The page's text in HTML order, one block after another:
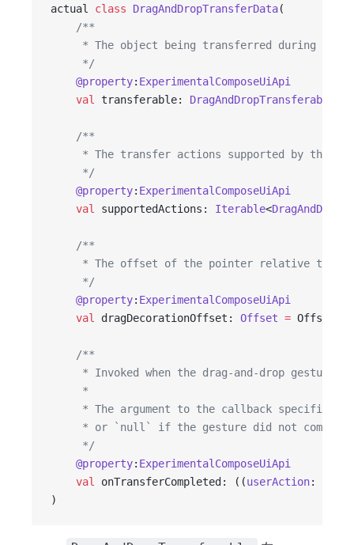
actual class DragAndDropTransferData(
    /**
* The object being transferred during a
     */
    @property
: ExperimentalComposeUiApi
    val
transferable: DragAndDropTransferable
    /**
* The transfer actions supported by the
     */
    @property
: ExperimentalComposeUiApi
    val
supportedActions: Iterable<
    /**
* The offset of the pointer relative to
     */
    @property
: ExperimentalComposeUiApi
    val
dragDecorationOffset: Offset =
    /**
* Invoked when the drag-and-drop gesture
     *
* The argument to the callback specifies
* or `null` if the gesture did not
     */
    @property
: ExperimentalComposeUiApi
    val
onTransferCompleted: ((userAction:
)